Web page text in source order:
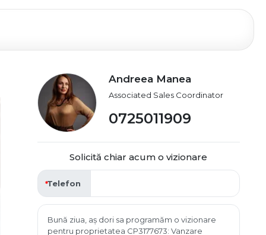
Andreea Manea
Associated Sales Coordinator
0725011909
Solicită chiar acum o vizionare
Telefon